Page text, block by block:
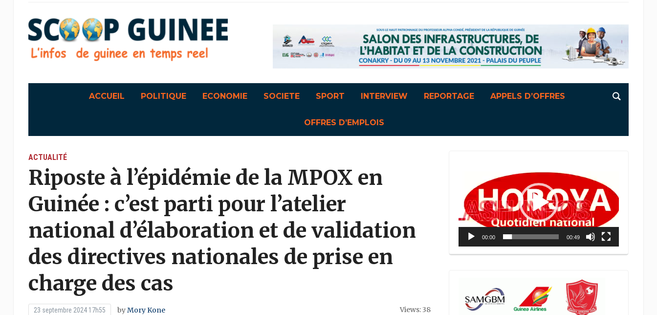
ACCUEIL POLITIQUE ECONOMIE SOCIETE SPORT INTERVIEW REPORTAGE APPELS D’OFFRES
OFFRES D’EMPLOIS
ACTUALITÉ
Riposte à l’épidémie de la MPOX en
Guinée : c’est parti pour l’atelier
national d’élaboration et de validation
des directives nationales de prise en
charge des cas
23 septembre 2024 17h55 byMory Kone Views: 38
00:00 00:49